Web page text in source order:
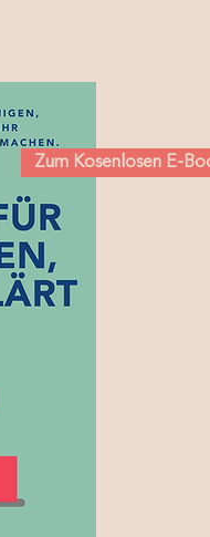
Zum Kosenlosen E-